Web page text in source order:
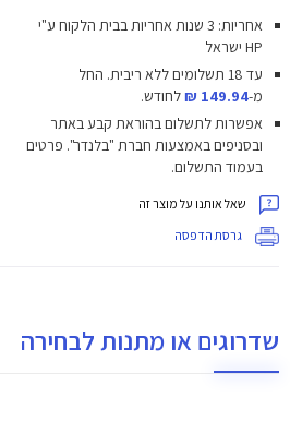
אחריות: 3 שנות אחריות בבית הלקוח ע"י
HP ישראל
עד 18 תשלומים ללא ריבית.
החל
מ-149.94 ₪
לחודש.
אפשרות לתשלום בהוראת קבע באתר
ובסניפים באמצעות חברת "בלנדר". פרטים
בעמוד התשלום.
שאל אותנו על מוצר זה
גרסת הדפסה
שדרוגים או מתנות לבחירה